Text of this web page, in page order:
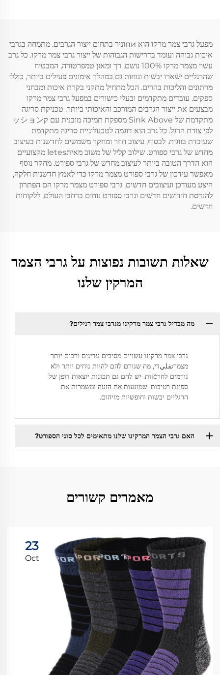
מפעל גרבי צמר מרקו הוא пиוניר בתחום ייצור הגרבים. מתמחה בגרבי
איכות גבוהה ועומד בדרישות הגבוהות של ייצור גרבי צמר מרקו. כל גרב
עשוי מצמר מרקו 100% נושם, רך ומאזן טמפרטורה, המבטיח
שהרגליים ישארו יבשות ונוחות גם במהלך אימונים פעילים ביותר, כולל:
מרתונים והליכות בהרים. הכל מתחיל מתקני בקרת איכות ומבחני
ספקים. עובדים מתקדמים ובעלי כישורים במפעל גרבי צמר מרקו
מבצעים את ייצור הגרבים המורכב והאיכותי ביותר. טכניקת סריגה
מתקדמת של Sink Above מספקת תמיכה מובנית עם קッション
לפי צורת הרגל. כל גרב הוא דוגמה לטכנולוגיית סריגה מתקדמת
שעובדת בזוגות. לבסוף, עיצוב חוזר ומחקר משמשים לחדשנות בעיצוב
מחדש של גרבי ספורט. שילוב קליל של משוב מאיתletes מקצועיים
הוא הדרך הטובה ביותר לעיצוב מחדש של גרבי ספורט. מחקר נוסף
מאפשר עידכון של גרבי ספורט מצמר מרקו כדי לאמץ חדשנות חלקה,
היצע מעודכן ועיצובים חדשים. גרבי ספורט מצמר מרקו הם הפתרון
להנדסת חידושים חדשים וגרבי ספורט נוחים ברחבי העולם, ללקוחות
חדשים.
שאלות תשובות נפוצות על גרבי הצמר
המרקין שלנו
מה מבדיל גרבי צמר מרקינו מגרבי צמר רגילים?
גרבי צמר מרקינו עשויים מסיבים עדינים ורכים יותר
מצמרتقليדי, מה שגורם להם להיות נוחים יותר ולא
גורמים לחרičות. יש להם גם תכונות יוצאות דופן של
ספיגת רטיבות, שמונעות את הזעה ומשמרות את
הרגליים יבשות וחופשיות מזיהום.
האם גרבי הצמר המרקינו שלנו מתאימים לכל סוגי הספורט?
מאמרים קשורים
23
Oct